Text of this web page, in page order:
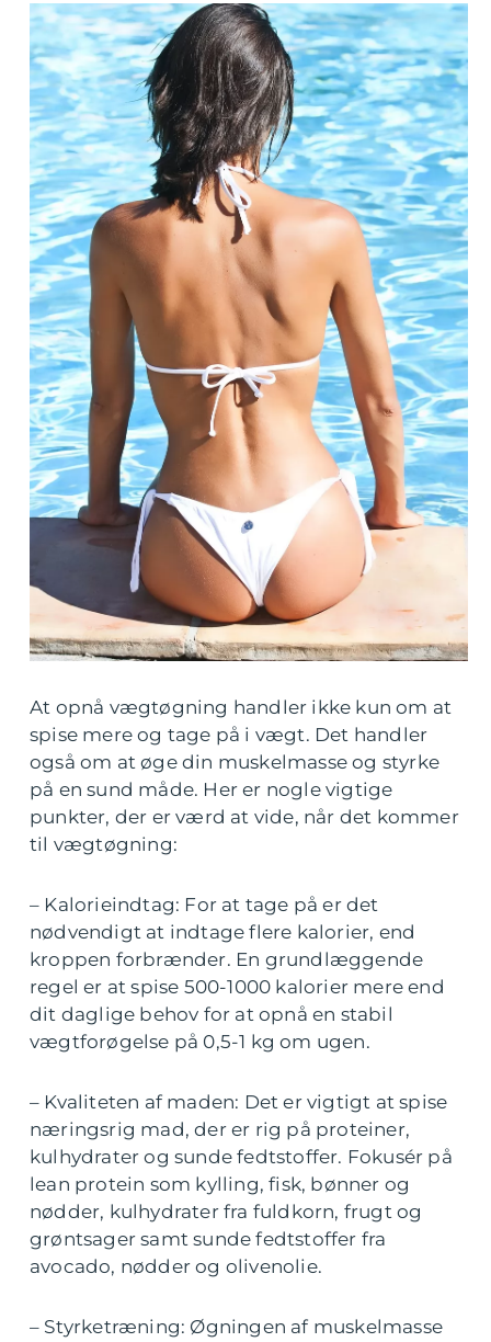
At opnå vægtøgning handler ikke kun om at
spise mere og tage på i vægt. Det handler
også om at øge din muskelmasse og styrke
på en sund måde. Her er nogle vigtige
punkter, der er værd at vide, når det kommer
til vægtøgning:
– Kalorieindtag: For at tage på er det
nødvendigt at indtage flere kalorier, end
kroppen forbrænder. En grundlæggende
regel er at spise 500-1000 kalorier mere end
dit daglige behov for at opnå en stabil
vægtforøgelse på 0,5-1 kg om ugen.
– Kvaliteten af maden: Det er vigtigt at spise
næringsrig mad, der er rig på proteiner,
kulhydrater og sunde fedtstoffer. Fokusér på
lean protein som kylling, fisk, bønner og
nødder, kulhydrater fra fuldkorn, frugt og
grøntsager samt sunde fedtstoffer fra
avocado, nødder og olivenolie.
– Styrketræning: Øgningen af muskelmasse